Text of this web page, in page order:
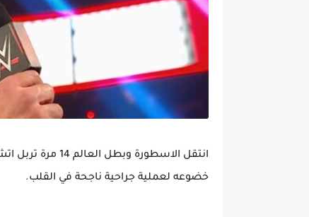
انتقل الاسطورة
خضوعه لعملية جراحية ناجحة في القلب.